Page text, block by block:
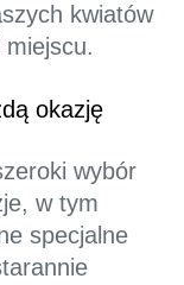
kwiatów
okazję
wybór
w tym
specjalne